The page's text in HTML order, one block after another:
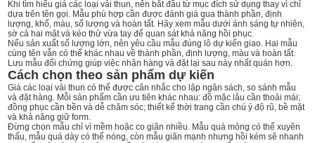
Khi tìm hiểu giá các loại vải thun, nên bắt đầu từ mục đích sử dụng thay vì chỉ
dựa trên tên gọi. Mẫu phù hợp cần được đánh giá qua thành phần, định
lượng, khổ, màu, số lượng và hoàn tất. Hãy xem mẫu dưới ánh sáng tự nhiên,
sờ cả hai mặt và kéo thử vừa tay để quan sát khả năng hồi phục.
Nếu sản xuất số lượng lớn, nên yêu cầu mẫu đúng lô dự kiến giao. Hai mẫu
cùng tên vẫn có thể khác nhau về thành phần, định lượng, màu và hoàn tất.
Lưu mẫu đối chứng giúp việc nhận hàng và đặt lại sau này nhất quán hơn.
Cách chọn theo sản phẩm dự kiến
Giá các loại vải thun có thể được cân nhắc cho lập ngân sách, so sánh mẫu
và đặt hàng. Mỗi sản phẩm cần ưu tiên khác nhau: đồ mặc lâu cần thoải mái;
đồng phục cần bền và dễ chăm sóc; thiết kế thời trang cần chú ý độ rũ, bề mặt
và khả năng giữ form.
Đừng chọn mẫu chỉ vì mềm hoặc co giãn nhiều. Mẫu quá mỏng có thể xuyên
thấu, mẫu quá dày có thể nóng, còn mẫu giãn mạnh nhưng hồi kém sẽ nhanh